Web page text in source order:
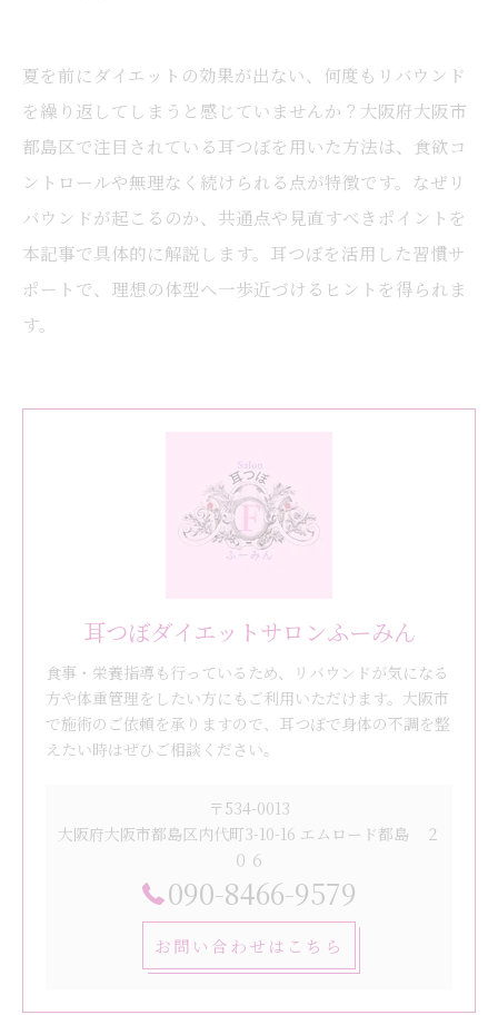
夏を前にダイエットの効果が出ない、何度もリバウンド
を繰り返してしまうと感じていませんか？大阪府大阪市
都島区で注目されている耳つぼを用いた方法は、食欲コ
ントロールや無理なく続けられる点が特徴です。なぜリ
バウンドが起こるのか、共通点や見直すべきポイントを
本記事で具体的に解説します。耳つぼを活用した習慣サ
ポートで、理想の体型へ一歩近づけるヒントを得られま
す。
耳つぼダイエットサロンふーみん
食事・栄養指導も行っているため、リバウンドが気になる
方や体重管理をしたい方にもご利用いただけます。大阪市
で施術のご依頼を承りますので、耳つぼで身体の不調を整
えたい時はぜひご相談ください。
〒534-0013
大阪府大阪市都島区内代町3-10-16 エムロード都島 ２
０６
090-8466-9579
お問い合わせはこちら